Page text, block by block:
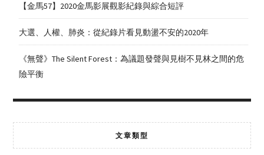
【金馬57】2020金馬影展觀影紀錄與綜合短評
大選、人權、肺炎：從紀錄片看見動盪不安的2020年
《無聲》The Silent Forest：為議題發聲與見樹不見林之間的危
險平衡
文章類型